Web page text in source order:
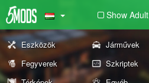
Show Adult
Eszközök Járművek
Fegyverek
Szkriptek